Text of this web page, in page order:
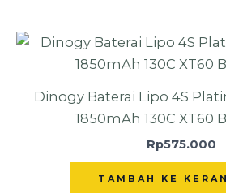
Dinogy Baterai Lipo 4S
1850mAh 130C XT60
Rp575.000
TAMBAH KE